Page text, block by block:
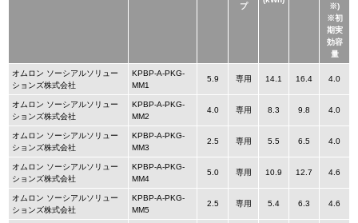
プ
※)
※初
期実
効容
量
オムロン ソーシアルソリュー
ションズ株式会社
KPBP-A-PKG-
MM1
5.9 専用 14.1 16.4 4.0
オムロン ソーシアルソリュー
ションズ株式会社
KPBP-A-PKG-
MM2
4.0 専用 8.3 9.8 4.0
オムロン ソーシアルソリュー
ションズ株式会社
KPBP-A-PKG-
MM3
2.5 専用 5.5 6.5 4.0
オムロン ソーシアルソリュー
ションズ株式会社
KPBP-A-PKG-
MM4
5.0 専用 10.9 12.7 4.6
オムロン ソーシアルソリュー
ションズ株式会社
KPBP-A-PKG-
MM5
2.5 専用 5.4 6.3 4.6